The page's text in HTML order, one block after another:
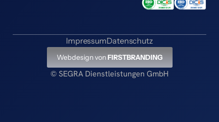
© SEGRA Dienstleistungen GmbH
Webdesign vonFIRSTBRANDING
ImpressumDatenschutz